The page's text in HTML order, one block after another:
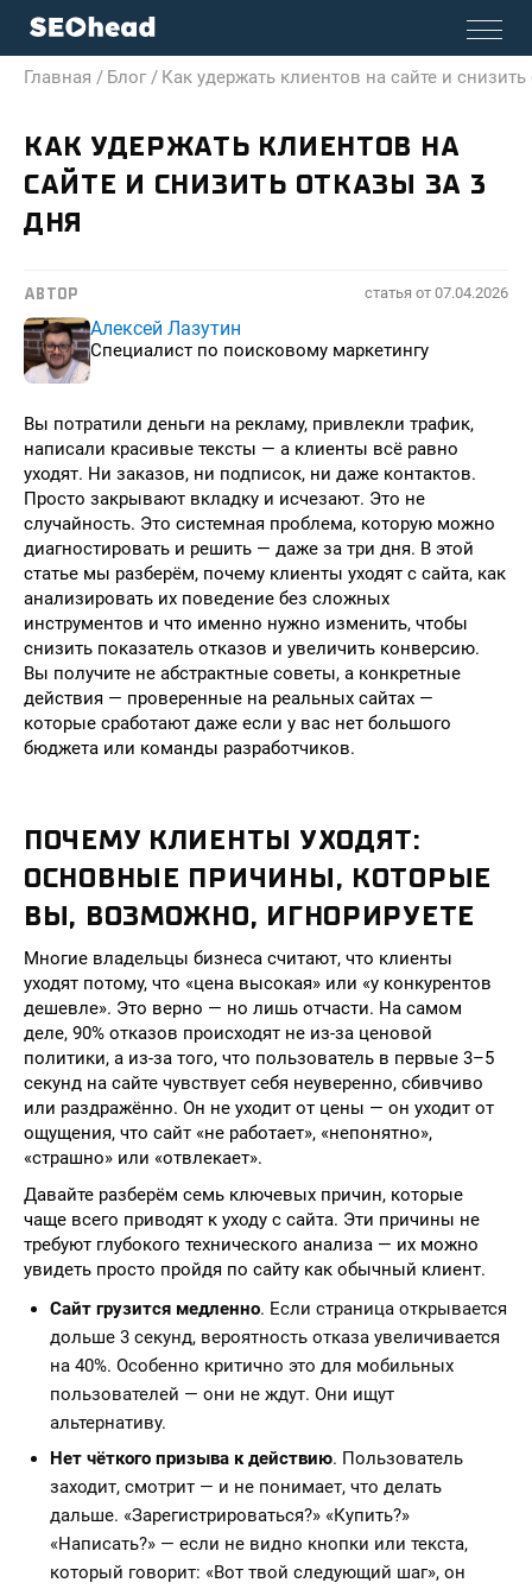
Главная / Блог / Как удержать клиентов на сайте и
КАК УДЕРЖАТЬ КЛИЕНТОВ НА
САЙТЕ И СНИЗИТЬ ОТКАЗЫ ЗА 3
ДНЯ
АВТОР статья от 07.04.2026
Алексей Лазутин
Специалист по поисковому маркетингу
Вы потратили деньги на рекламу, привлекли трафик,
написали красивые тексты — а клиенты всё равно
уходят. Ни заказов, ни подписок, ни даже контактов.
Просто закрывают вкладку и исчезают. Это не
случайность. Это системная проблема, которую можно
диагностировать и решить — даже за три дня. В этой
статье мы разберём, почему клиенты уходят с сайта, как
анализировать их поведение без сложных
инструментов и что именно нужно изменить, чтобы
снизить показатель отказов и увеличить конверсию.
Вы получите не абстрактные советы, а конкретные
действия — проверенные на реальных сайтах —
которые сработают даже если у вас нет большого
бюджета или команды разработчиков.
ПОЧЕМУ КЛИЕНТЫ УХОДЯТ:
ОСНОВНЫЕ ПРИЧИНЫ, КОТОРЫЕ
ВЫ, ВОЗМОЖНО, ИГНОРИРУЕТЕ
Многие владельцы бизнеса считают, что клиенты
уходят потому, что «цена высокая» или «у конкурентов
дешевле». Это верно — но лишь отчасти. На самом
деле, 90% отказов происходят не из-за ценовой
политики, а из-за того, что пользователь в первые 3–5
секунд на сайте чувствует себя неуверенно, сбивчиво
или раздражённо. Он не уходит от цены — он уходит от
ощущения, что сайт «не работает», «непонятно»,
«страшно» или «отвлекает».
Давайте разберём семь ключевых причин, которые
чаще всего приводят к уходу с сайта. Эти причины не
требуют глубокого технического анализа — их можно
увидеть просто пройдя по сайту как обычный клиент.
Сайт грузится медленно. Если страница открывается
дольше 3 секунд, вероятность отказа увеличивается
на 40%. Особенно критично это для мобильных
пользователей — они не ждут. Они ищут
альтернативу.
Нет чёткого призыва к действию. Пользователь
заходит, смотрит — и не понимает, что делать
дальше. «Зарегистрироваться?» «Купить?»
«Написать?» — если не видно кнопки или текста,
который говорит: «Вот твой следующий шаг», он